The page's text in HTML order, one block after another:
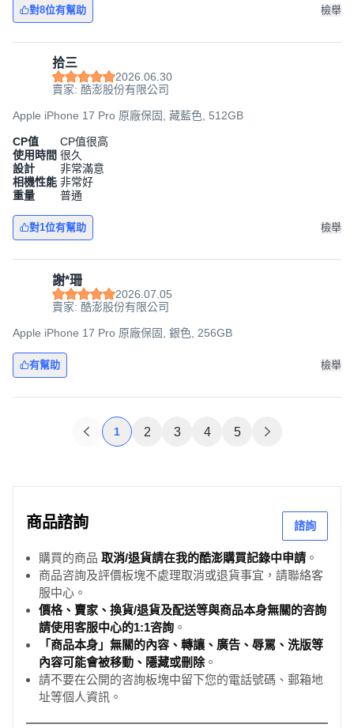
對8位有幫助 檢舉
拾三
2026.06.30
賣家: 酷澎股份有限公司
Apple iPhone 17 Pro 原廠保固, 藏藍色, 512GB
CP值
CP值很高
使用時間 很久
設計
非常滿意
相機性能 非常好
重量
普通
對1位有幫助 檢舉
謝*珊
2026.07.05
賣家: 酷澎股份有限公司
Apple iPhone 17 Pro 原廠保固, 銀色, 256GB
有幫助 檢舉
1 2 3 4 5
商品諮詢 諮詢
購買的商品 取消/退貨請在我的酷澎購買記錄中申請 。
商品咨詢及評價板塊不處理取消或退貨事宜，請聯絡客
服中心。
價格、賣家、換貨/退貨及配送等與商品本身無關的咨詢
請使用客服中心的1:1咨詢 。
「商品本身」無關的內容、轉讓、廣告、辱罵、洗版等
內容可能會被移動、隱藏或刪除。
請不要在公開的咨詢板塊中留下您的電話號碼、郵箱地
址等個人資訊。